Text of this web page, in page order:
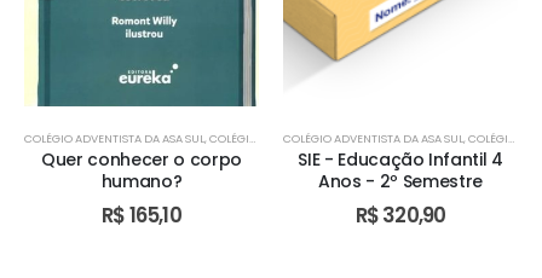
COLÉGIO ADVENTISTA DA ASA SUL,COLÉGIO ADVENTISTA DE ÁGUAS CLARAS ,COLÉGIO
Quer conhecer o corpo
humano?
R$165,10
COLÉGIO ADVENTISTA DA ASA SUL,COLÉGIO ADVENTISTA DE ÁGUAS CLARAS
SIE - Educação Infantil 4
Anos - 2º Semestre
R$320,90